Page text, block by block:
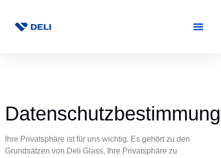
Ihre Privatsphäre ist für uns wichtig. Es gehört zu den
Grundsätzen von Deli Glass, Ihre Privatsphäre zu